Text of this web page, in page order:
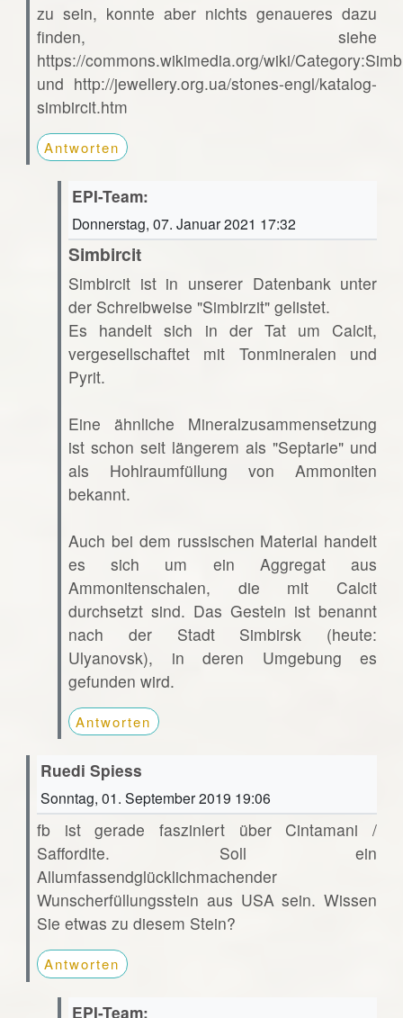
zu sein, konnte aber nichts genaueres dazu
finden, siehe
https://commons.wikimedia.org/wiki/
und http://jewellery.org.ua/stones-engl/katalog-
simbircit.htm
Antworten
EPI-Team:
Donnerstag, 07. Januar 2021 17:32
Simbircit
Simbircit ist in unserer Datenbank unter
der Schreibweise "Simbirzit" gelistet.
Es handelt sich in der Tat um Calcit,
vergesellschaftet mit Tonmineralen und
Pyrit.
Eine ähnliche Mineralzusammensetzung
ist schon seit längerem als "Septarie" und
als Hohlraumfüllung von Ammoniten
bekannt.
Auch bei dem russischen Material handelt
es sich um ein Aggregat aus
Ammonitenschalen, die mit Calcit
durchsetzt sind. Das Gestein ist benannt
nach der Stadt Simbirsk (heute:
Ulyanovsk), in deren Umgebung es
gefunden wird.
Antworten
Ruedi Spiess
Sonntag, 01. September 2019 19:06
fb ist gerade fasziniert über Cintamani /
Saffordite. Soll ein
Allumfassendglücklichmachender
Wunscherfüllungsstein aus USA sein. Wissen
Sie etwas zu diesem Stein?
Antworten
EPI-Team: